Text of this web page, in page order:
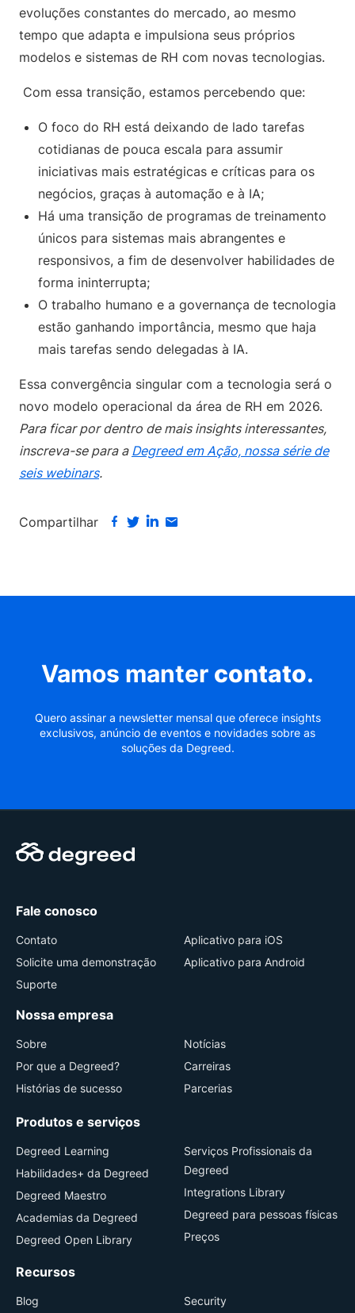
evoluções constantes do mercado, ao mesmo
tempo que adapta e impulsiona seus próprios
modelos e sistemas de RH com novas tecnologias.
Com essa transição, estamos percebendo que:
O foco do RH está deixando de lado tarefas
cotidianas de pouca escala para assumir
iniciativas mais estratégicas e críticas para os
negócios, graças à automação e à IA;
Há uma transição de programas de treinamento
únicos para sistemas mais abrangentes e
responsivos, a fim de desenvolver habilidades de
forma ininterrupta;
O trabalho humano e a governança de tecnologia
estão ganhando importância, mesmo que haja
mais tarefas sendo delegadas à IA.
Essa convergência singular com a tecnologia será o
novo modelo operacional da área de RH em 2026.
Para ficar por dentro de mais insights interessantes,
inscreva-se para a Degreed em Ação, nossa série de
seis webinars.
Compartilhar
Vamos manter contato.
Quero assinar a newsletter mensal que oferece insights
exclusivos, anúncio de eventos e novidades sobre as
soluções da Degreed.
Fale conosco
Contato
Solicite uma demonstração
Suporte
Aplicativo para iOS
Aplicativo para Android
Nossa empresa
Sobre
Por que a Degreed?
Histórias de sucesso
Notícias
Carreiras
Parcerias
Produtos e serviços
Degreed Learning
Habilidades+ da Degreed
Degreed Maestro
Academias da Degreed
Degreed Open Library
Serviços Profissionais da
Degreed
Integrations Library
Degreed para pessoas físicas
Preços
Recursos
Blog Security